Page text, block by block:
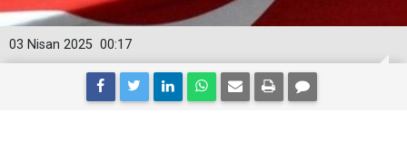
00:17
03 Nisan 2025